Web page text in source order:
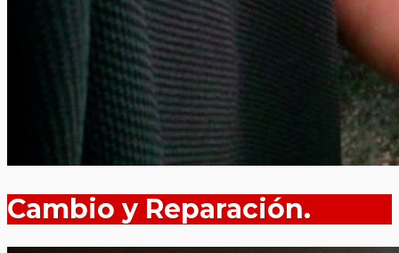
Cambio y Reparación.